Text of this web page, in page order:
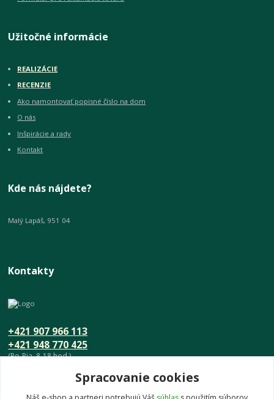
Užitočné informácie
REALIZÁCIE
RECENZIE
Ako namontovať popisné číslo na dom
O nás
Inšpirácie a rady
Kontakt
Kde nás nájdete?
Malý Lapáš, 951 04
Kontakty
+421 948 770 425
+421 907 966 113
(Po-Pia, 8-18 hod.)
info@umeniedomova.skSpracovanie cookies